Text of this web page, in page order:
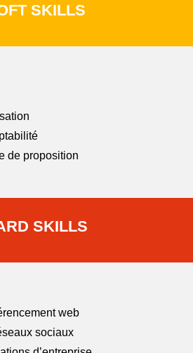
SKILLS
de proposition
SKILLS
web
sociaux